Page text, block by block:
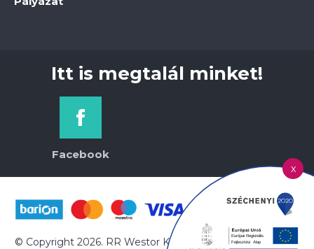
Itt is megtalál minket!
Facebook
© Copyright 2026. RR Westor Kft. | Minden jog fenntartva!
x